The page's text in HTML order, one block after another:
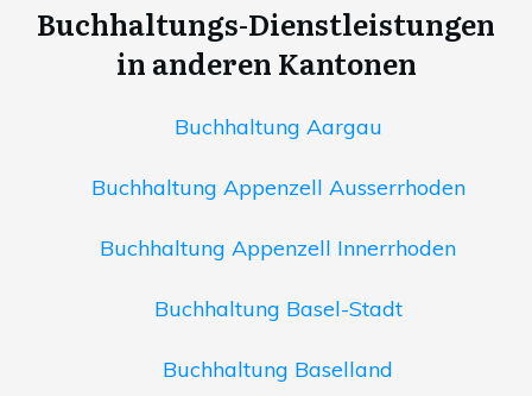
Buchhaltungs-Dienstleistungen
in anderen Kantonen
Buchhaltung Aargau
Buchhaltung Appenzell Ausserrhoden
Buchhaltung Appenzell Innerrhoden
Buchhaltung Basel-Stadt
Buchhaltung Baselland